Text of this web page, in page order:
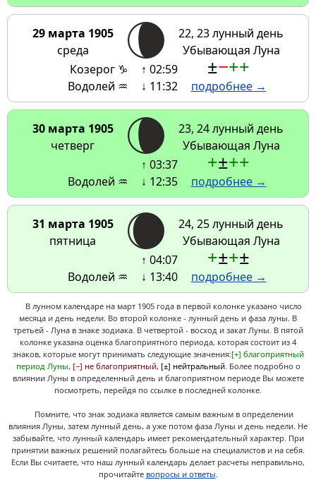
29 марта 1905
среда
22, 23 лунный день
Убывающая Луна
Козерог ♑
Водолей ♒
↑ 02:59
↓ 11:32
±−++
подробнее →
30 марта 1905
четверг
23, 24 лунный день
Убывающая Луна
Водолей ♒
↑ 03:37
↓ 12:35
+±++
подробнее →
31 марта 1905
пятница
24, 25 лунный день
Убывающая Луна
Водолей ♒
↑ 04:07
↓ 13:40
+±+±
подробнее →
В лунном календаре на март 1905 года в первой колонке указано число
месяца и день недели. Во второй колонке - лунный день и фаза луны. В
третьей - Луна в знаке зодиака. В четвертой - восход и закат Луны. В пятой
колонке указана оценка благоприятного периода, которая состоит из 4
знаков, которые могут принимать следующие значения:[+] благоприятный
период Луны, [−] не благоприятный, [±] нейтральный. Более подробно о
влиянии Луны в определенный день и благоприятном периоде Вы можете
посмотреть, перейдя по ссылке в последней колонке.
Помните, что знак зодиака является самым важным в определении
влияния Луны, затем лунный день, а уже потом фаза Луны и день недели. Не
забывайте, что лунный календарь имеет рекомендательный характер. При
принятии важных решений полагайтесь больше на специалистов и на себя.
Если Вы считаете, что наш лунный календарь делает расчеты неправильно,
прочитайте вопросы и ответы